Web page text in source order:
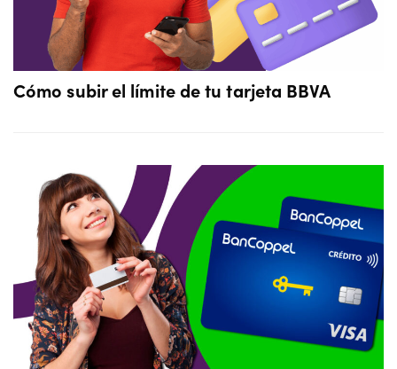
Cómo subir el límite de tu tarjeta BBVA